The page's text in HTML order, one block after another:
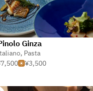
Ginza
, Pasta
¥3,500